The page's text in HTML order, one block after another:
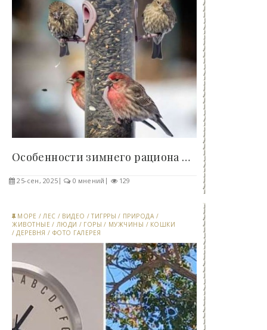
Особенности зимнего рациона пернатых: какие птицы..
25-сен, 2025 0 мнений 129
МОРЕ / ЛЕС / ВИДЕО /ТИГРРЫ / ПРИРОДА /
ЖИВОТНЫЕ / ЛЮДИ / ГОРЫ / МУЖЧИНЫ / КОШКИ
/ ДЕРЕВНЯ / ФОТО ГАЛЕРЕЯ